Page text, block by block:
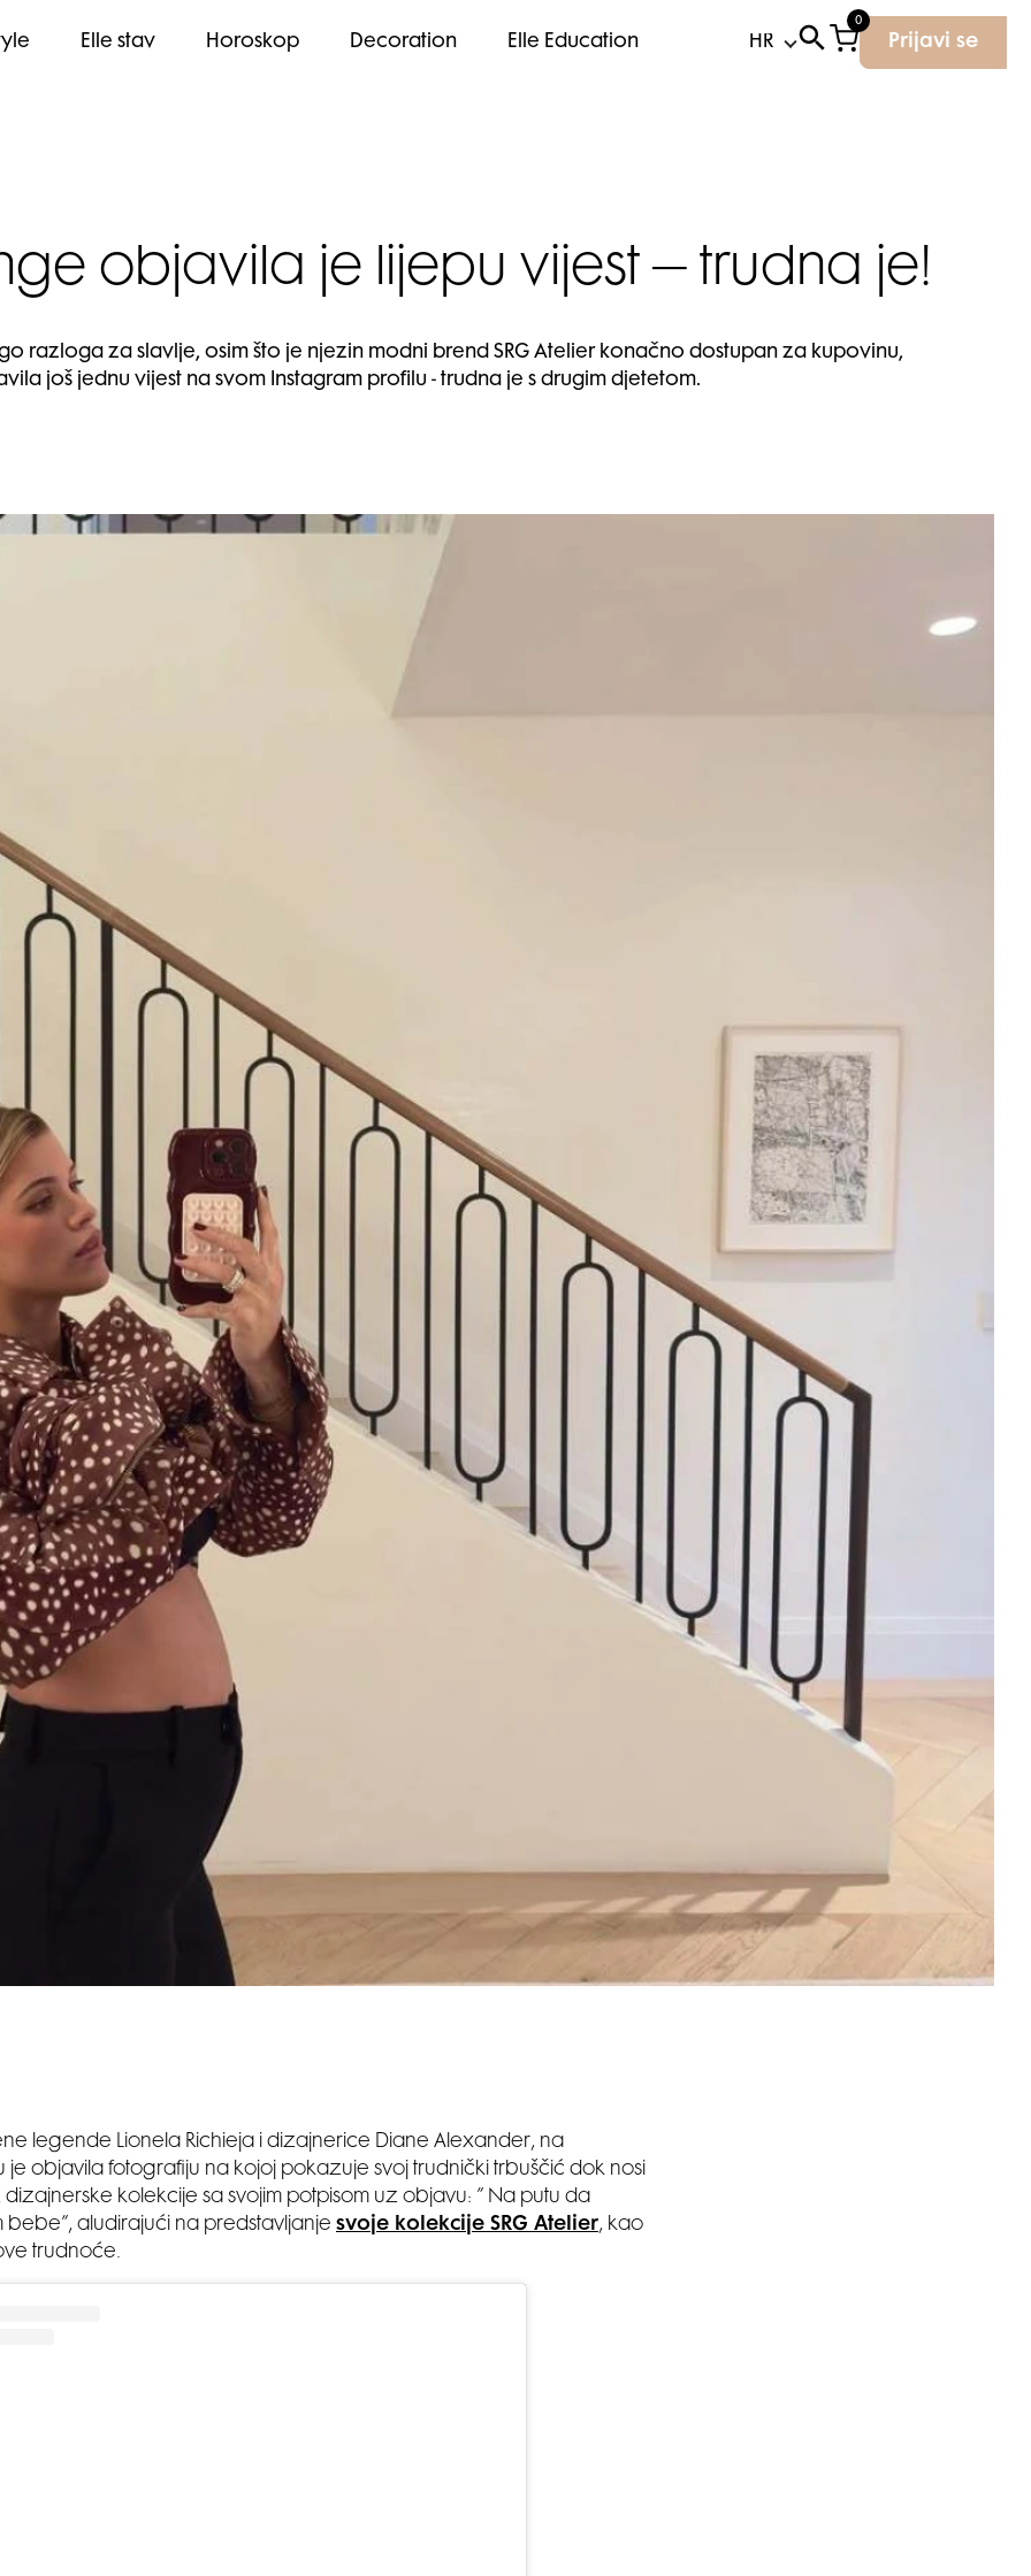
Elle stav Horoskop Decoration Elle Education
0
Prijavi se
objavila je lijepu vijest – trudna je!
razloga za slavlje, osim što je njezin modni brend SRG Atelier konačno dostupan za kupovinu,
još jednu vijest na svom Instagram profilu - trudna je s drugim djetetom.
legende Lionela Richieja i dizajnerice Diane Alexander, na
je objavila fotografiju na kojoj pokazuje svoj trudnički trbuščić dok nosi
kolekcije sa svojim potpisom uz objavu: ” Na putu da
bebe”, aludirajući na predstavljanje svoje kolekcije SRG Atelier, kao
trudnoće.